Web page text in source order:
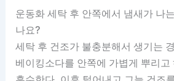
운동화 세탁 후 안쪽에서 냄새가 나
나요?
세탁 후 건조가 불충분해서 생기는
베이킹소다를 안쪽에 가볍게 뿌리고